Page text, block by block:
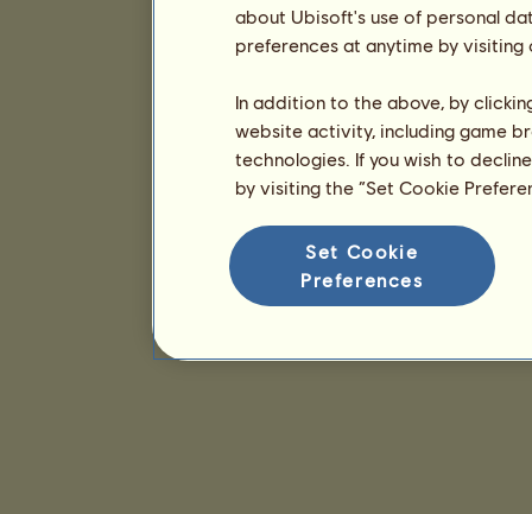
about Ubisoft's use of personal
preferences at anytime by
In addition to the above, by
website activity, including game
technologies. If you wish to
by visiting the “Set Cookie
Set Cookie
Preferences